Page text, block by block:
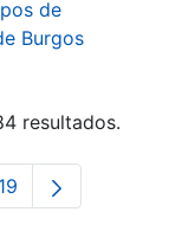
de
Burgos
resultados.
intermedias
Página
19